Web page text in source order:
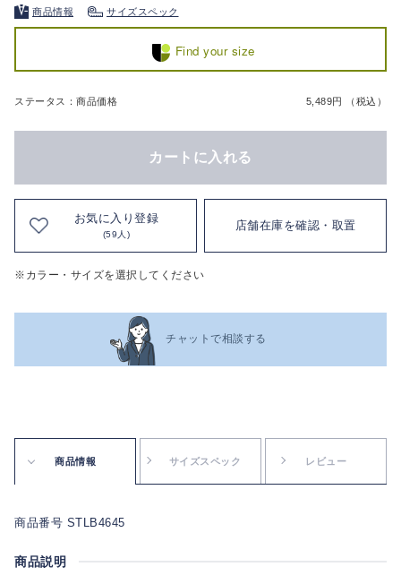
商品情報 サイズスペック
Find your size
ステータス：商品価格 5,489円 （税込）
カートに入れる
お気に入り登録
(59人)
店舗在庫を確認・取置
※カラー・サイズを選択してください
チャットで相談する
商品情報 サイズスペック レビュー
商品番号 STLB4645
商品説明